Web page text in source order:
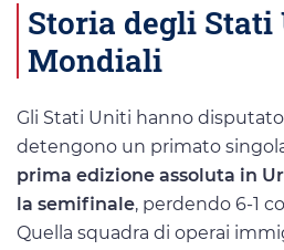
Storia degli
Mondiali
Gli Stati Uniti hanno disputato
detengono un primato
prima edizione assoluta in
la semifinale, perdendo 6-1
Quella squadra di operai